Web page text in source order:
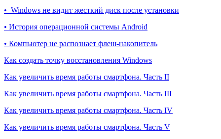
• Windows не видит жесткий диск после установки
• История операционной системы Android
• Компьютер не распознает флеш-накопитель
Как создать точку восстановления Windows
Как увеличить время работы смартфона. Часть II
Как увеличить время работы смартфона. Часть III
Как увеличить время работы смартфона. Часть IV
Как увеличить время работы смартфона. Часть V